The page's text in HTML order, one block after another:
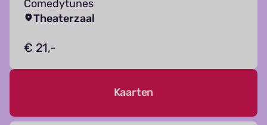
Comedytunes
Theaterzaal
€ 21,-
Kaarten